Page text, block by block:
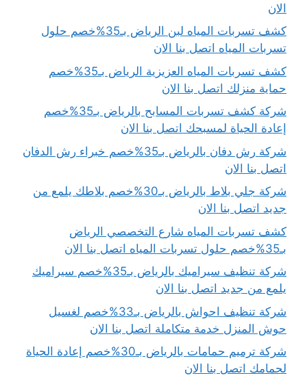
الان
كشف تسربات المياه لبن الرياض بـ35%خصم حلول
تسربات المياه اتصل بنا الان
كشف تسربات المياه العزيزية الرياض بـ35%خصم
حماية منزلك اتصل بنا الان
شركة كشف تسربات المسابح بالرياض بـ35%خصم
إعادة الحياة لمسبحك اتصل بنا الان
شركة رش دفان بالرياض بـ35%خصم خبراء رش الدفان
اتصل بنا الان
شركة جلي بلاط بالرياض بـ30%خصم بلاطك يلمع من
جديد اتصل بنا الان
كشف تسربات المياه شارع التخصصي الرياض
بـ35%خصم حلول تسربات المياه اتصل بنا الان
شركة تنظيف سيراميك بالرياض بـ35%خصم سيراميك
يلمع من جديد اتصل بنا الان
شركة تنظيف احواش بالرياض بـ33%خصم لغسيل
حوش المنزل خدمة متكاملة اتصل بنا الان
شركة ترميم حمامات بالرياض بـ30%خصم إعادة الحياة
لحمامك اتصل بنا الان